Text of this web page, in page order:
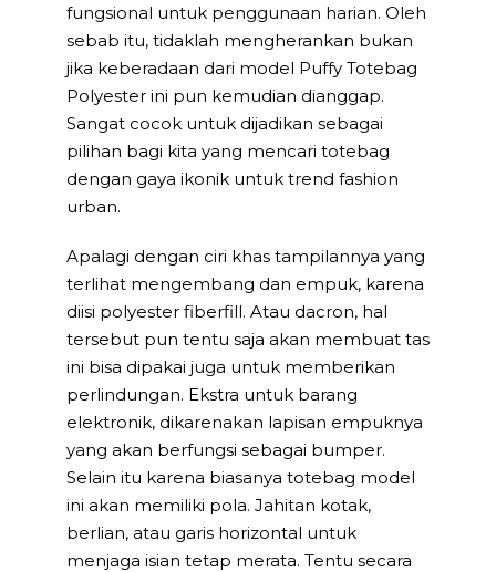
fungsional untuk penggunaan harian. Oleh
sebab itu, tidaklah mengherankan bukan
jika keberadaan dari model Puffy Totebag
Polyester ini pun kemudian dianggap.
Sangat cocok untuk dijadikan sebagai
pilihan bagi kita yang mencari totebag
dengan gaya ikonik untuk trend fashion
urban.
Apalagi dengan ciri khas tampilannya yang
terlihat mengembang dan empuk, karena
diisi polyester fiberfill. Atau dacron, hal
tersebut pun tentu saja akan membuat tas
ini bisa dipakai juga untuk memberikan
perlindungan. Ekstra untuk barang
elektronik, dikarenakan lapisan empuknya
yang akan berfungsi sebagai bumper.
Selain itu karena biasanya totebag model
ini akan memiliki pola. Jahitan kotak,
berlian, atau garis horizontal untuk
menjaga isian tetap merata. Tentu secara